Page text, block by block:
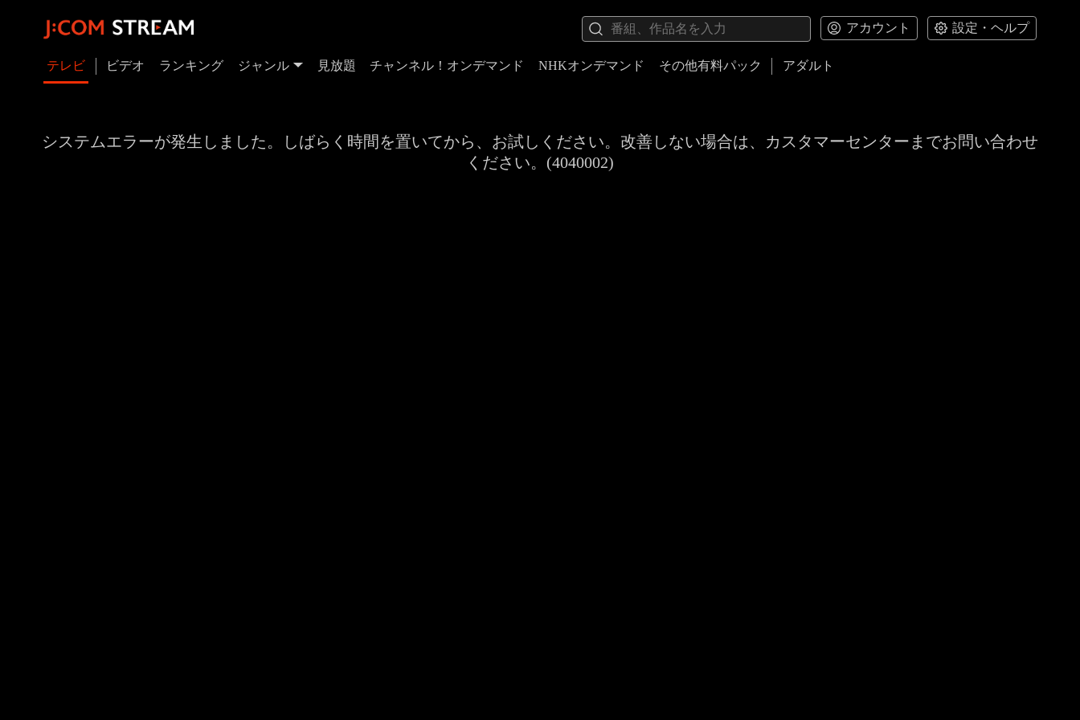
アカウント 設定・ヘルプ
テレビ ビデオ ランキング ジャンル 見放題 チャンネル！オンデマンド NHKオンデマンド その他有料パック アダルト
システムエラーが発生しました。しばらく時間を置いてから、お試しください。改善しない場合は、カスタマーセンターまでお問い合わせ
ください。(4040002)